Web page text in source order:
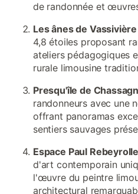
de randonnée et
Les ânes de Vassivière
4,8 étoiles proposant
ateliers pédagogiques
rurale limousine
Presqu'île de
randonneurs avec une
offrant panoramas
sentiers sauvages
Espace Paul
d'art contemporain
l'œuvre du peintre
architectural